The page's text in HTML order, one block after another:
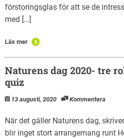
förstoringsglas för att se de
med […]
Läs mer
Naturens dag 2020- tre
quiz
13 augusti, 2020 Kommentera
När det gäller Naturens dag,
blir inget stort arrangemang runt